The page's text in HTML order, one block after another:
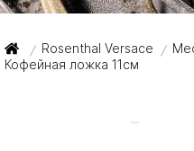
/ Rosenthal Versace /
Кофейная ложка 11см